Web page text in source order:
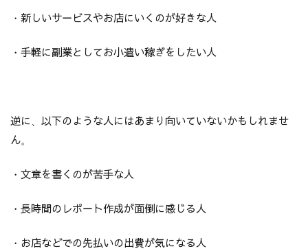
・新しいサービスやお店にいくのが好きな人
・手軽に副業としてお小遣い稼ぎをしたい人
逆に、以下のような人にはあまり向いていないかもしれませ
ん。
・文章を書くのが苦手な人
・長時間のレポート作成が面倒に感じる人
・お店などでの先払いの出費が気になる人